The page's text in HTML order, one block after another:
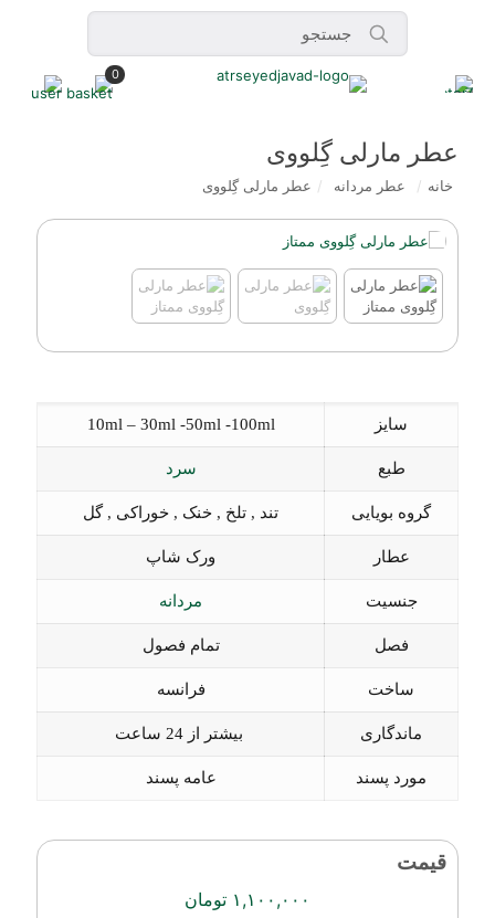
0
عطر مارلی گِلووی
خانه / عطر مردانه / عطر مارلی گِلووی
سایز 10ml – 30ml -50ml -100ml
طبع سرد
گروه بویایی تند , تلخ , خنک , خوراکی , گل
عطار ورک شاپ
جنسیت مردانه
فصل تمام فصول
ساخت فرانسه
ماندگاری بیشتر از 24 ساعت
مورد پسند عامه پسند
قیمت
۱,۱۰۰,۰۰۰ تومان